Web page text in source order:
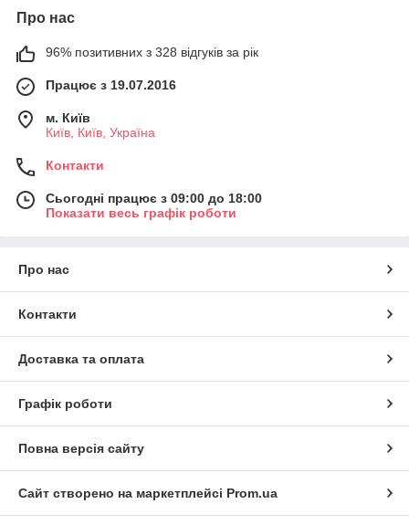
Про нас
96% позитивних з 328 відгуків за рік
Працює з 19.07.2016
м. Київ
Київ, Київ, Україна
Контакти
Сьогодні працює з 09:00 до 18:00
Показати весь графік роботи
Про нас
Контакти
Доставка та оплата
Графік роботи
Повна версія сайту
Сайт створено на маркетплейсі Prom.ua